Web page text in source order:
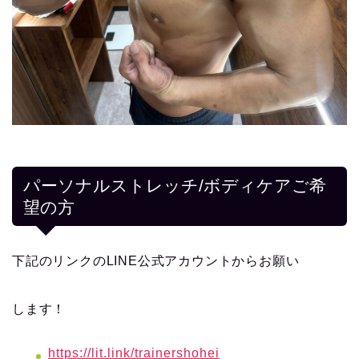
パーソナルストレッチ/ボディケアご希
望の方
下記のリンクのLINE公式アカウントからお願い
します！
https://lit.link/trainershohei